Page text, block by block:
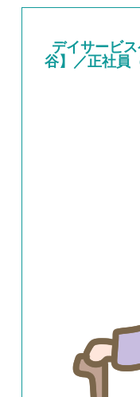
デイサービ
谷】／正社員